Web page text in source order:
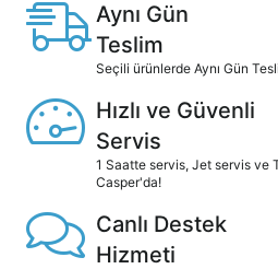
Aynı Gün
Teslim
Seçili ürünlerde Aynı Gün
Hızlı ve Güvenli
Servis
1 Saatte servis, Jet servis ve
Casper'da!
Canlı Destek
Hizmeti